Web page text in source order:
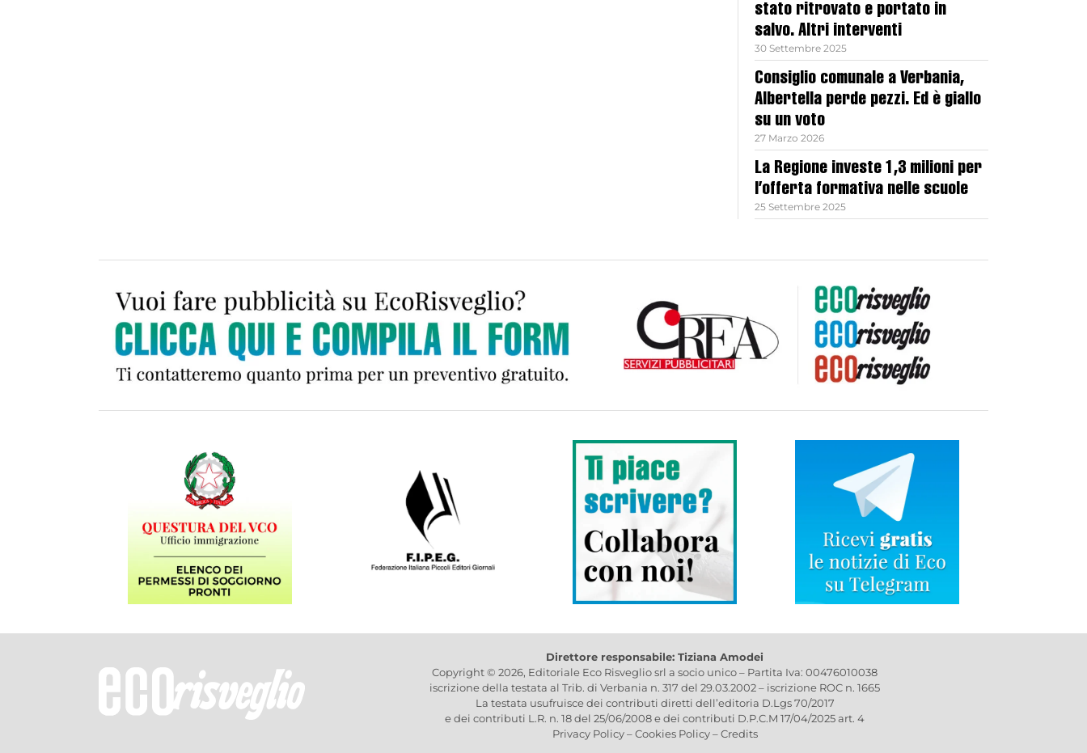
stato ritrovato e portato in
salvo. Altri interventi
30 Settembre 2025
Consiglio comunale a Verbania,
Albertella perde pezzi. Ed è giallo
su un voto
27 Marzo 2026
La Regione investe 1,3 milioni per
l’offerta formativa nelle scuole
25 Settembre 2025
Direttore responsabile: Tiziana Amodei
Copyright © 2026, Editoriale Eco Risveglio srl a socio unico – Partita Iva: 00476010038
iscrizione della testata al Trib. di Verbania n. 317 del 29.03.2002 – iscrizione ROC n. 1665
La testata usufruisce dei contributi diretti dell’editoria D.Lgs 70/2017
e dei contributi L.R. n. 18 del 25/06/2008 e dei contributi D.P.C.M 17/04/2025 art. 4
Privacy Policy–Cookies Policy–Credits